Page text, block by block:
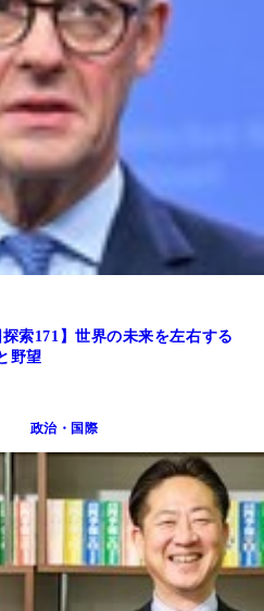
索171】世界の未来を左右する
野望
政治・国際